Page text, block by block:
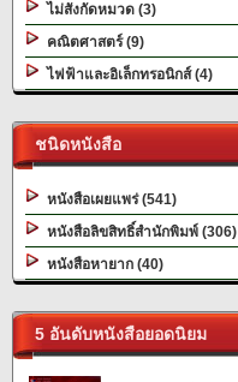
ไม่สังกัดหมวด (3)
คณิตศาสตร์ (9)
ไฟฟ้าและอิเล็กทรอนิกส์ (4)
ชนิดหนังสือ
หนังสือเผยแพร่ (541)
หนังสือลิขสิทธิ์สำนักพิมพ์ (306)
หนังสือหายาก (40)
5 อันดับหนังสือยอดนิยม